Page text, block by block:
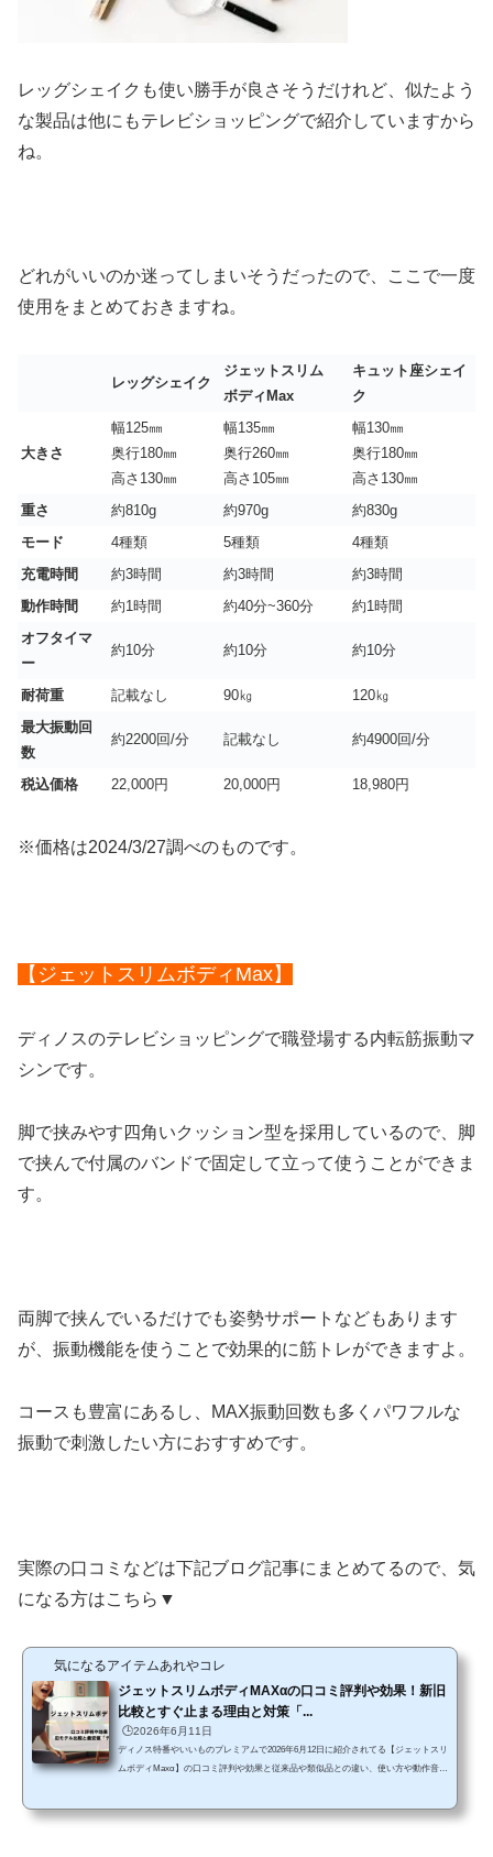
レッグシェイクも使い勝手が良さそうだけれど、似たよう
な製品は他にもテレビショッピングで紹介していますから
ね。
どれがいいのか迷ってしまいそうだったので、ここで一度
使用をまとめておきますね。
レッグシェイク
ジェットスリム
ボディMax
キュット座シェイ
ク
大きさ
幅125㎜
奥行180㎜
高さ130㎜
幅135㎜
奥行260㎜
高さ105㎜
幅130㎜
奥行180㎜
高さ130㎜
重さ
約810g 約970g
約830g
モード
4種類 5種類
4種類
充電時間
約3時間 約3時間
約3時間
動作時間
約1時間 約40分~360分
約1時間
オフタイマ
ー
約10分 約10分 約10分
耐荷重 記載なし 90㎏
120㎏
最大振動回
数
約2200回/分 記載なし 約4900回/分
税込価格 22,000円 20,000円 18,980円
※価格は2024/3/27調べのものです。
【ジェットスリムボディMax】
ディノスのテレビショッピングで職登場する内転筋振動マ
シンです。
脚で挟みやす四角いクッション型を採用しているので、脚
で挟んで付属のバンドで固定して立って使うことができま
す。
両脚で挟んでいるだけでも姿勢サポートなどもあります
が、振動機能を使うことで効果的に筋トレができますよ。
コースも豊富にあるし、MAX振動回数も多くパワフルな
振動で刺激したい方におすすめです。
実際の口コミなどは下記ブログ記事にまとめてるので、気
になる方はこちら▼
気になるアイテムあれやコレ
ジェットスリムボディMAXαの口コミ評判や効果！新旧
比較とすぐ止まる理由と対策「...
🕒️2026年6月11日
ディノス特番やいいものプレミアムで2026年6月12日に紹介されてる【ジェットスリ
ムボディMaxα】の口コミ評判や効果と従来品や類似品との違い、使い方や動作音、